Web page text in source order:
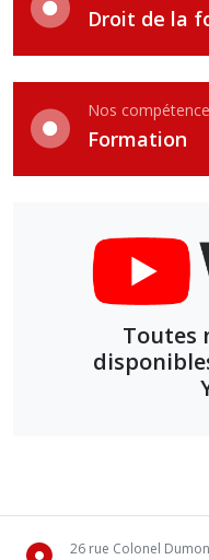
Droit de la
Nos
Formation
Toutes
26 rue Colonel